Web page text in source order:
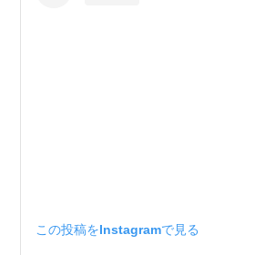
この投稿をInstagramで見る